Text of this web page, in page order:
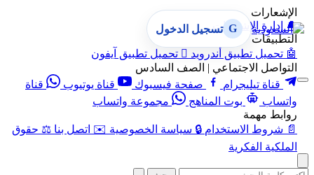
الإشعارات
🔔 إدارة الإشعارات
التطبيقات
🤖 تحميل تطبيق أندرويد  تحميل تطبيق آيفون
التواصل الاجتماعي | الصف السادس
قناة تيليجرام
صفحة فيسبوك قناة يوتيوب
قناة
واتساب
بوت المناهج
مجموعة واتساب
روابط مهمة
📄 شروط الاستخدام 🔒 سياسة الخصوصية ✉️ اتصل بنا ⚖️ حقوق
الملكية الفكرية
G تسجيل الدخول